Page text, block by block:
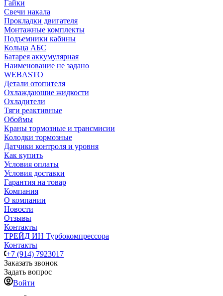
Гайки
Свечи накала
Прокладки двигателя
Монтажные комплекты
Подъемники кабины
Кольца АБС
Батарея аккумулярная
Наименование не задано
WEBASTO
Детали отопителя
Охлаждающие жидкости
Охладители
Тяги реактивные
Обоймы
Краны тормозные и трансмисии
Колодки тормозные
Датчики контроля и уровня
Как купить
Условия оплаты
Условия доставки
Гарантия на товар
Компания
О компании
Новости
Отзывы
Контакты
ТРЕЙД ИН Турбокомпрессора
Контакты
+7 (914) 7923017
Заказать звонок
Задать вопрос
Войти